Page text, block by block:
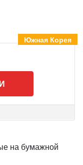
Южная Корея
на бумажной